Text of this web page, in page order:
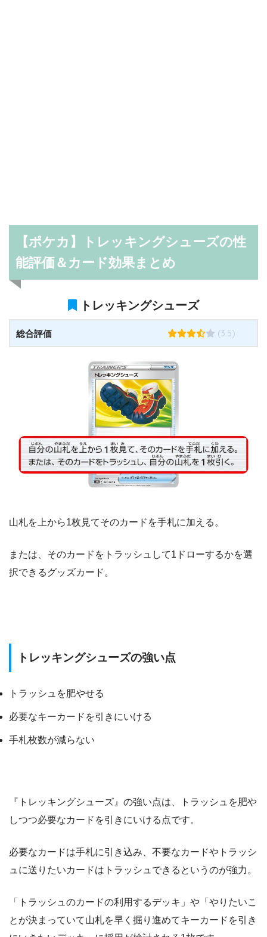
【ポケカ】トレッキングシューズの性
能評価＆カード効果まとめ
トレッキングシューズ
総合評価 (3.5)
山札を上から1枚見てそのカードを手札に加える。
または、そのカードをトラッシュして1ドローするかを選
択できるグッズカード。
トレッキングシューズの強い点
トラッシュを肥やせる
必要なキーカードを引きにいける
手札枚数が減らない
『トレッキングシューズ』の強い点は、トラッシュを肥や
しつつ必要なカードを引きにいける点です。
必要なカードは手札に引き込み、不要なカードやトラッシ
ュに送りたいカードはトラッシュできるというのが強力。
「トラッシュのカードの利用するデッキ」や「やりたいこ
とが決まっていて山札を早く掘り進めてキーカードを引き